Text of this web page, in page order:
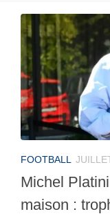
FOOTBALL
Michel
maison :